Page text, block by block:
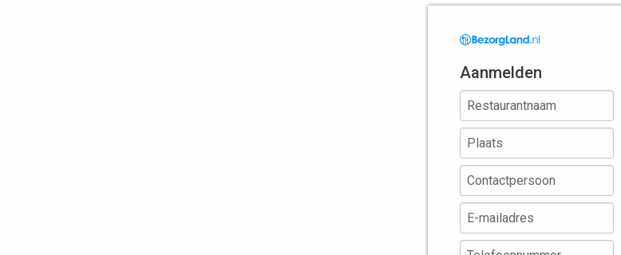
Aanmelden